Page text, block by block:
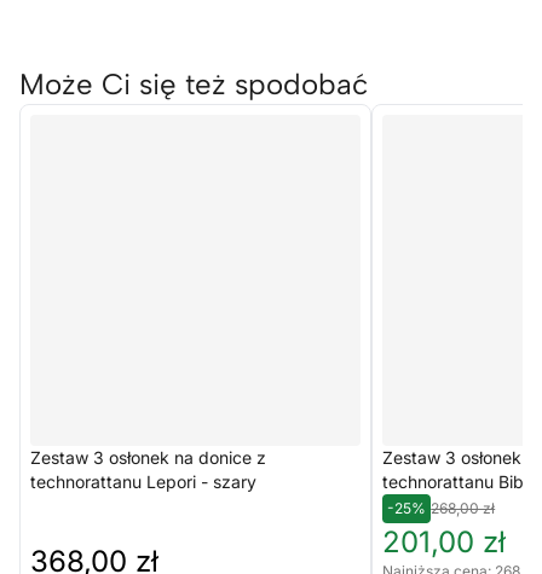
Może Ci się też spodobać
Zestaw 3 osłonek na donice z
technorattanu Lepori - szary
368,00 zł
Zestaw 3 osłonek
technorattanu
-25% 268,00 zł
201,00 zł